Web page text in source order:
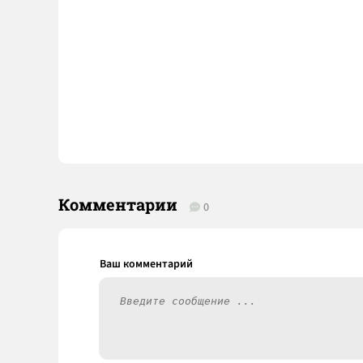
Комментарии 0